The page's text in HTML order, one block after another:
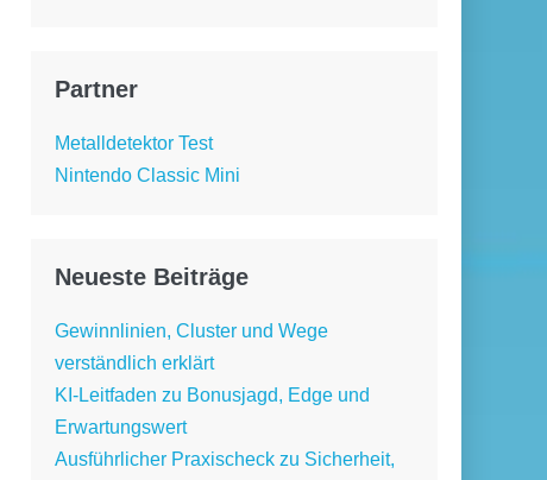
Partner
Metalldetektor Test
Nintendo Classic Mini
Neueste Beiträge
Gewinnlinien, Cluster und Wege
verständlich erklärt
KI-Leitfaden zu Bonusjagd, Edge und
Erwartungswert
Ausführlicher Praxischeck zu Sicherheit,